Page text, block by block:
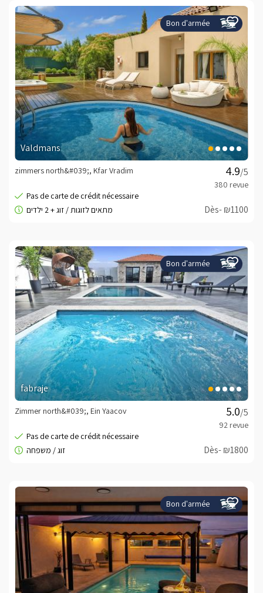
Bon d'armée
Valdmans
/5
zimmers north&#039;, Kfar Vradim
Dès- ₪1100
Bon d'armée
fabraje
/5
Zimmer north&#039;, Ein Yaacov
Dès- ₪1800
Bon d'armée